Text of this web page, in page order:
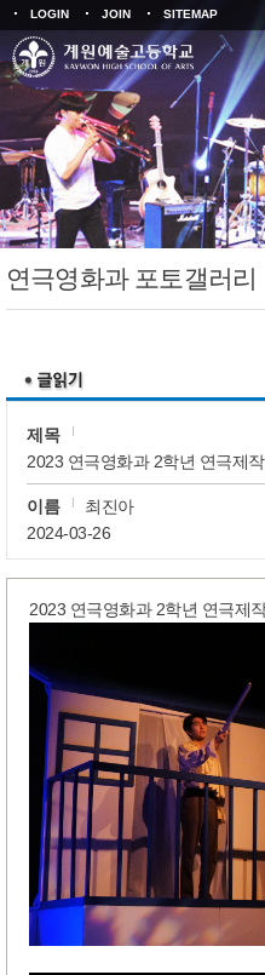
LOGIN JOIN SITEMAP
연극영화과 포토갤러리
제목
2023 연극영화과 2학년 연극제
이름 최진아
2024-03-26
2023 연극영화과 2학년 연극제